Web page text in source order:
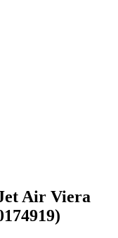
Air Viera